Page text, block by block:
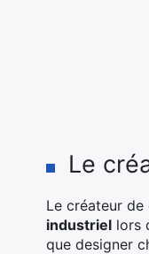
Le
Le créateur de
industriel lors
que designer